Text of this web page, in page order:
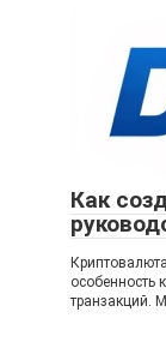
Как
особенность
транзакций.